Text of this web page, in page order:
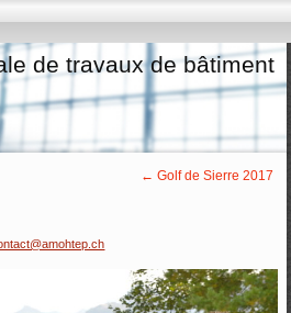
de travaux de bâtiment
← Golf de Sierre 2017